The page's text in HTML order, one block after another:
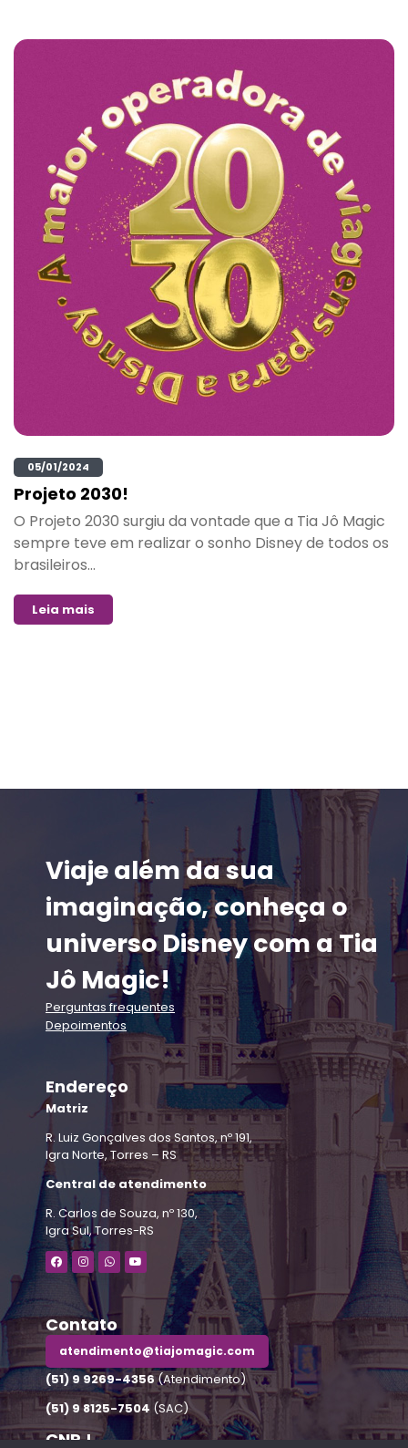
05/01/2024
Projeto 2030!
O Projeto 2030 surgiu da vontade que a Tia Jô Magic
sempre teve em realizar o sonho Disney de todos os
brasileiros...
Leia mais
Viaje além da sua
imaginação, conheça o
universo Disney com a Tia
Jô Magic!
Perguntas frequentes
Depoimentos
Endereço
Matriz
R. Luiz Gonçalves dos Santos, nº 191,
Igra Norte, Torres – RS
Central de atendimento
R. Carlos de Souza, nº 130,
Igra Sul, Torres-RS
Contato
atendimento@tiajomagic.com
(51) 9 9269-4356(Atendimento)
(51) 9 8125-7504 (SAC)
CNPJ